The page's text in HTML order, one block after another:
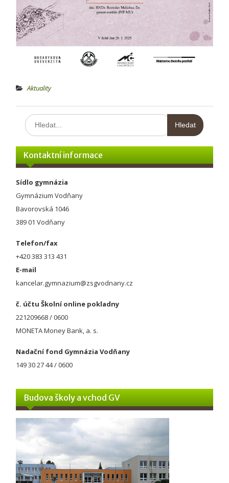
Aktuality
Hledat:
Kontaktní informace
Sídlo gymnázia
Gymnázium Vodňany
Bavorovská 1046
389 01 Vodňany
Telefon/fax
+420 383 313 431
E-mail
kancelar.gymnazium@zsgvodnany.cz
č. účtu Školní online pokladny
221209668 / 0600
MONETA Money Bank, a. s.
Nadační fond Gymnázia Vodňany
149 30 27 44 / 0600
Budova školy a vchod GV